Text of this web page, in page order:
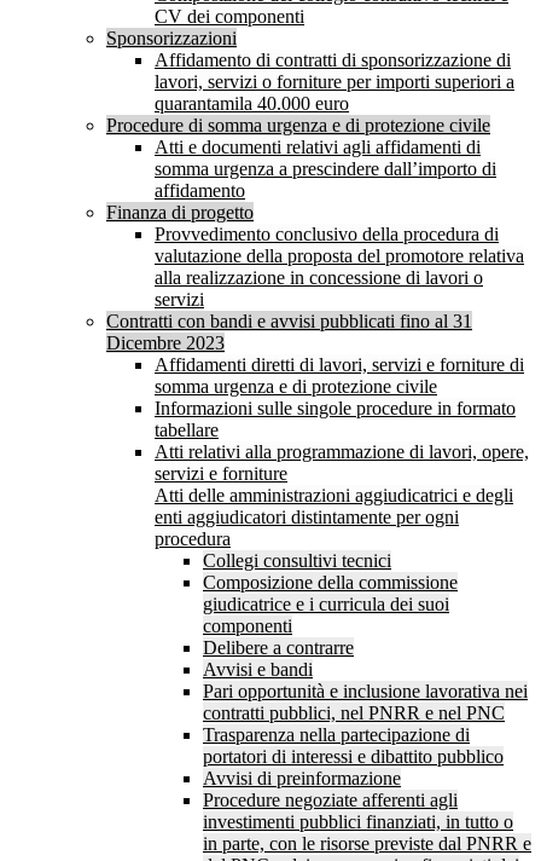
CV dei componenti
Sponsorizzazioni
Affidamento di contratti di sponsorizzazione di
lavori, servizi o forniture per importi superiori a
quarantamila 40.000 euro
Procedure di somma urgenza e di protezione civile
Atti e documenti relativi agli affidamenti di
somma urgenza a prescindere dall’importo di
affidamento
Finanza di progetto
Provvedimento conclusivo della procedura di
valutazione della proposta del promotore relativa
alla realizzazione in concessione di lavori o
servizi
Contratti con bandi e avvisi pubblicati fino al 31
Dicembre 2023
Affidamenti diretti di lavori, servizi e forniture di
somma urgenza e di protezione civile
Informazioni sulle singole procedure in formato
tabellare
Atti relativi alla programmazione di lavori, opere,
servizi e forniture
Atti delle amministrazioni aggiudicatrici e degli
enti aggiudicatori distintamente per ogni
procedura
Collegi consultivi tecnici
Composizione della commissione
giudicatrice e i curricula dei suoi
componenti
Delibere a contrarre
Avvisi e bandi
Pari opportunità e inclusione lavorativa nei
contratti pubblici, nel PNRR e nel PNC
Trasparenza nella partecipazione di
portatori di interessi e dibattito pubblico
Avvisi di preinformazione
Procedure negoziate afferenti agli
investimenti pubblici finanziati, in tutto o
in parte, con le risorse previste dal PNRR e